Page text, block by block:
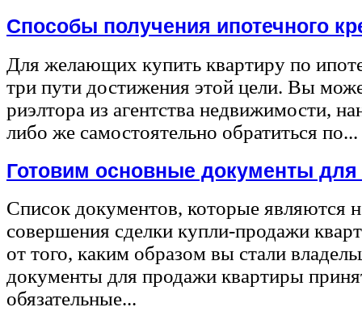
Способы получения ипотечного
Для желающих купить квартиру по
три пути достижения этой цели. Вы
риэлтора из агентства недвижимости,
либо же самостоятельно обратиться по...
Готовим основные документы
Список документов, которые являются
совершения сделки купли-продажи
от того, каким образом вы стали
документы для продажи квартиры
обязательные...